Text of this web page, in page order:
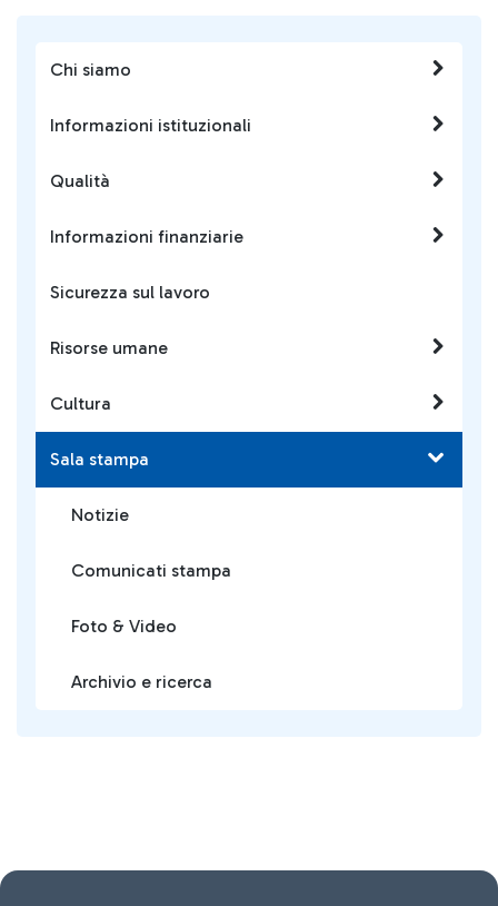
Chi siamo
Informazioni istituzionali
Qualità
Informazioni finanziarie
Sicurezza sul lavoro
Risorse umane
Cultura
Sala stampa
Notizie
Comunicati stampa
Foto & Video
Archivio e ricerca